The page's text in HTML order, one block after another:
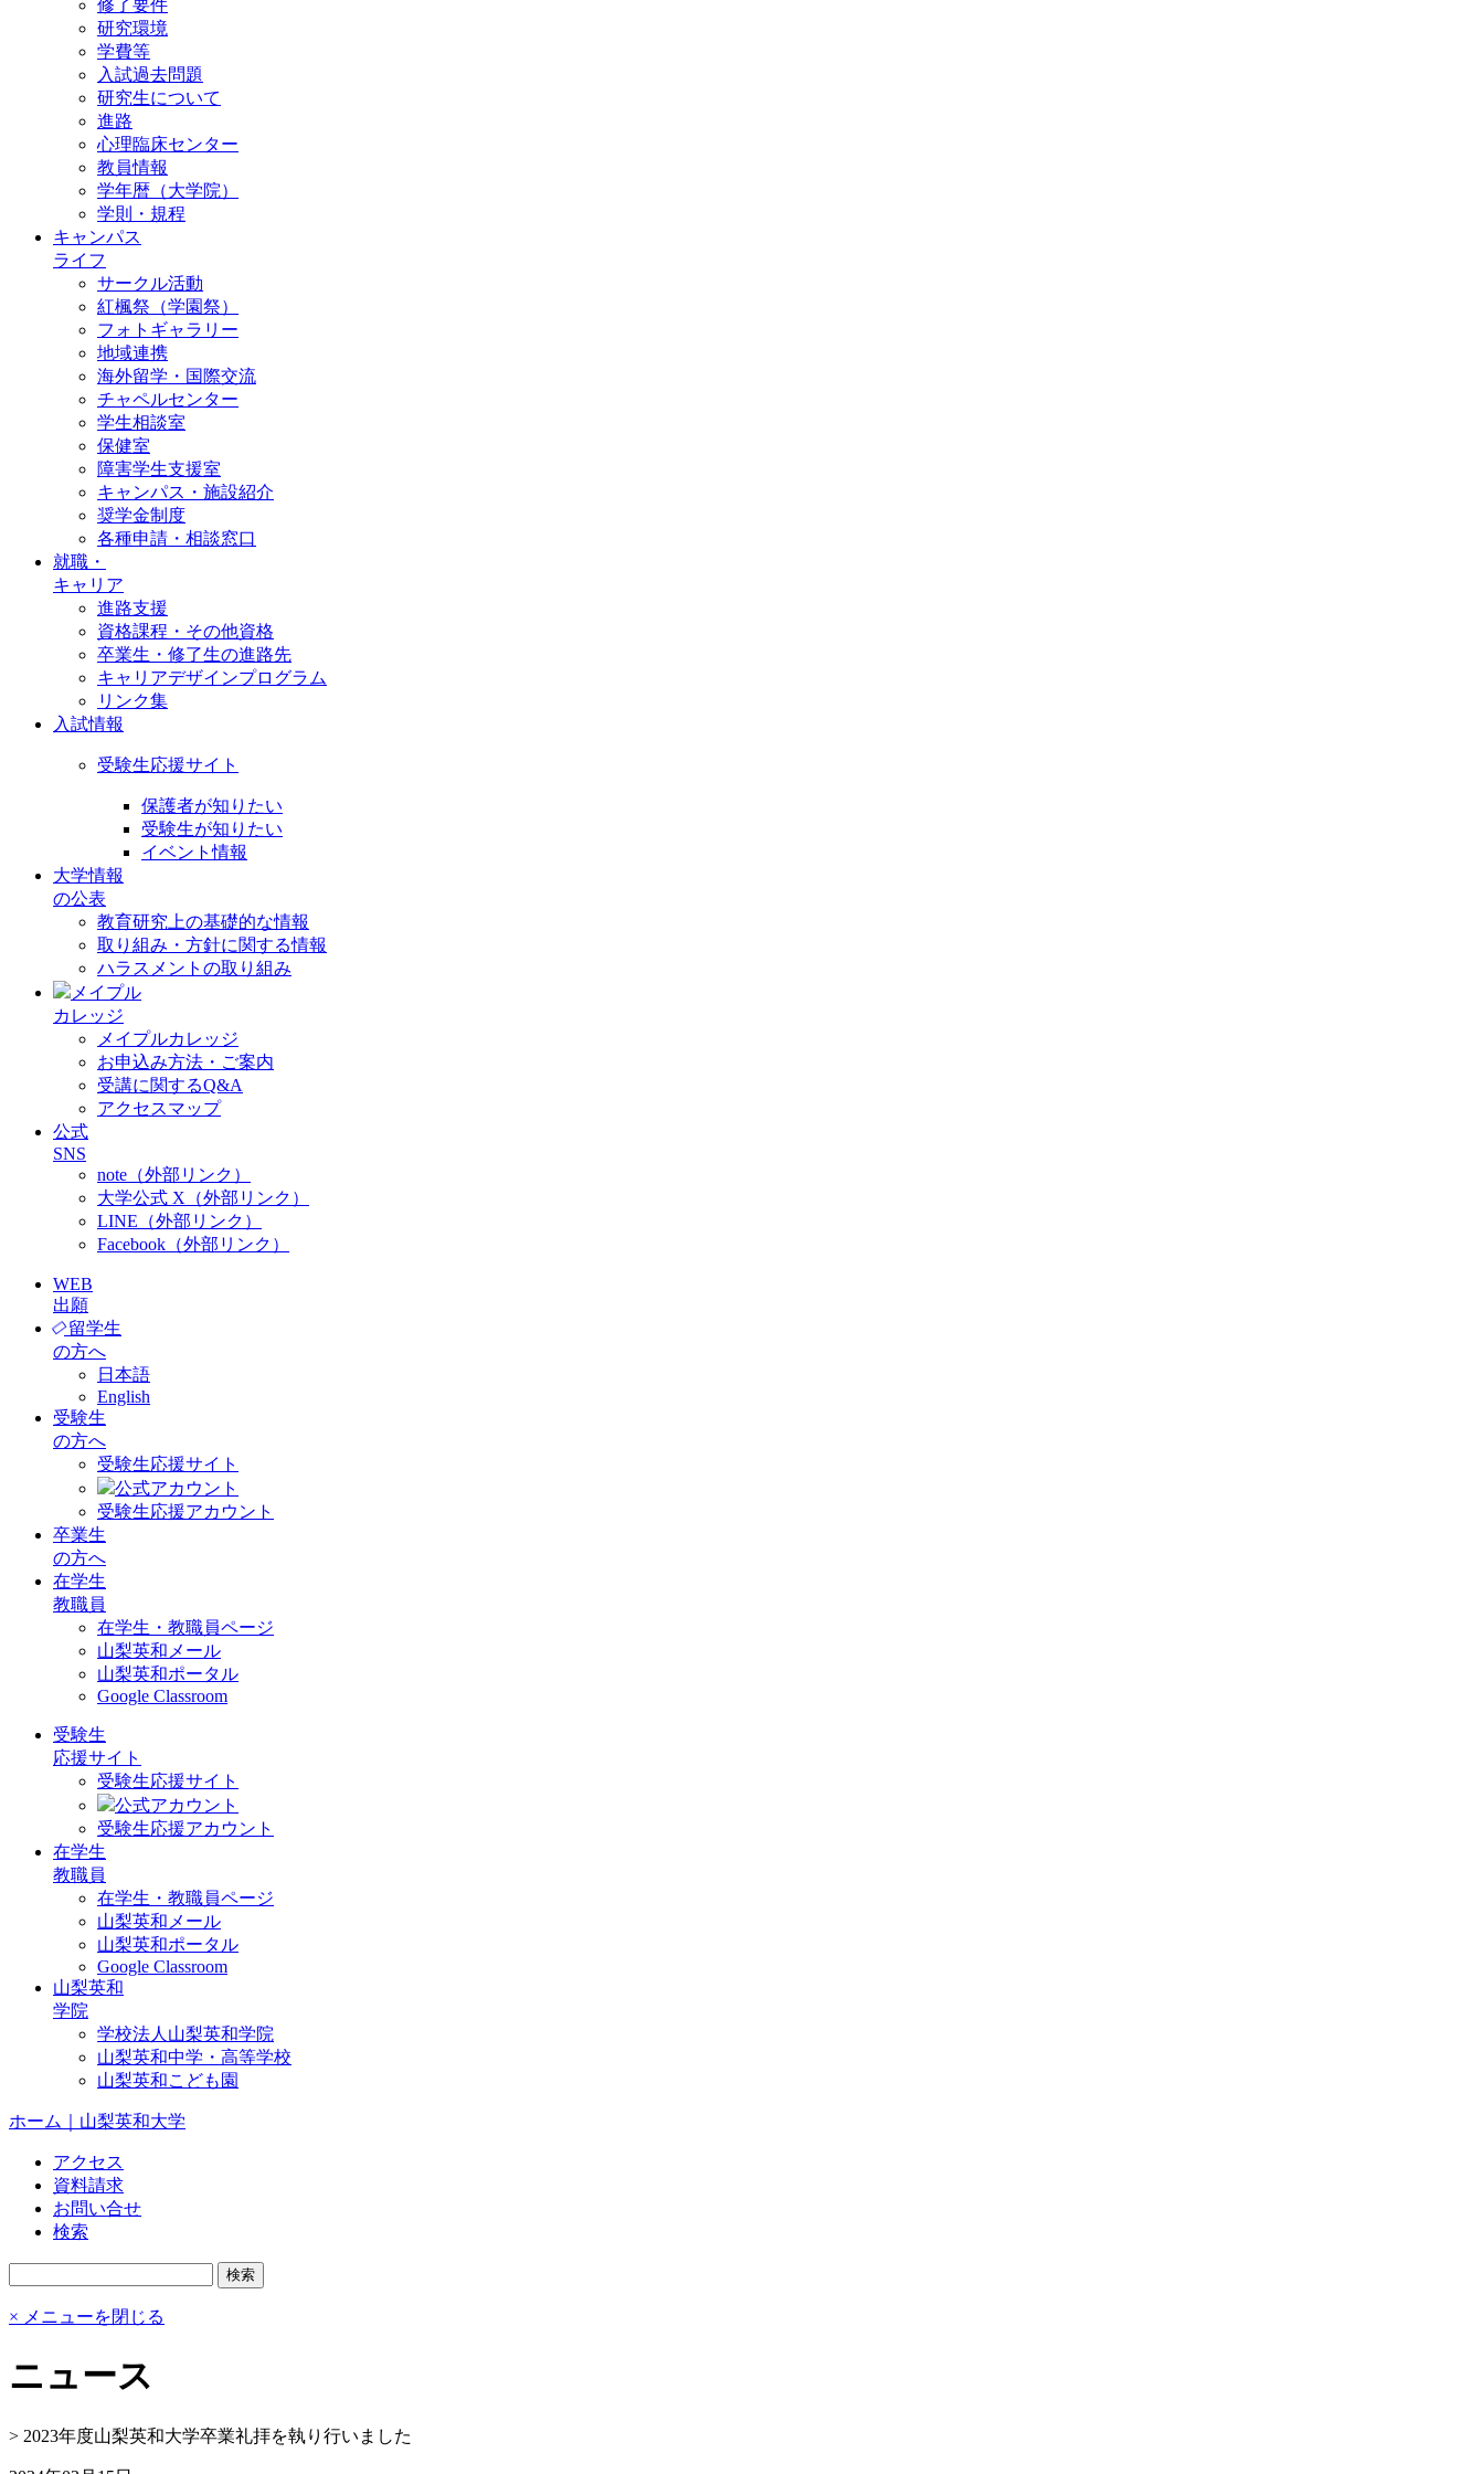
修了要件
研究環境
学費等
入試過去問題
研究生について
進路
心理臨床センター
教員情報
学年暦（大学院）
学則・規程
キャンパス
ライフ
サークル活動
紅楓祭（学園祭）
フォトギャラリー
地域連携
海外留学・国際交流
チャペルセンター
学生相談室
保健室
障害学生支援室
キャンパス・施設紹介
奨学金制度
各種申請・相談窓口
就職・
キャリア
進路支援
資格課程・その他資格
卒業生・修了生の進路先
キャリアデザインプログラム
リンク集
入試情報
受験生応援サイト
保護者が知りたい
受験生が知りたい
イベント情報
大学情報
の公表
教育研究上の基礎的な情報
取り組み・方針に関する情報
ハラスメントの取り組み
メイプル
カレッジ
メイプルカレッジ
お申込み方法・ご案内
受講に関するQ&A
アクセスマップ
公式
SNS
note（外部リンク）
大学公式 X（外部リンク）
LINE（外部リンク）
Facebook（外部リンク）
WEB
出願
留学生
の方へ
日本語
English
受験生
の方へ
受験生応援サイト
公式アカウント
受験生応援アカウント
卒業生
の方へ
在学生
教職員
在学生・教職員ページ
山梨英和メール
山梨英和ポータル
Google Classroom
受験生
応援サイト
受験生応援サイト
公式アカウント
受験生応援アカウント
在学生
教職員
在学生・教職員ページ
山梨英和メール
山梨英和ポータル
Google Classroom
山梨英和
学院
学校法人山梨英和学院
山梨英和中学・高等学校
山梨英和こども園
ホーム｜山梨英和大学
アクセス
資料請求
お問い合せ
検索
× メニューを閉じる
ニュース
> 2023年度山梨英和大学卒業礼拝を執り行いました